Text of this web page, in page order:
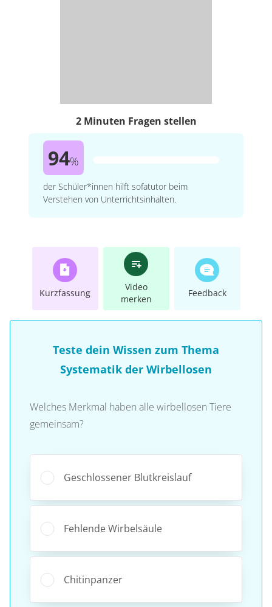
2 Minuten Fragen stellen
94%
der Schüler*innen hilft sofatutor beim
Verstehen von Unterrichtsinhalten.
Kurzfassung
Video
merken
Feedback
Teste dein Wissen zum Thema
Systematik der Wirbellosen
Welches Merkmal haben alle wirbellosen Tiere
gemeinsam?
Geschlossener Blutkreislauf
Fehlende Wirbelsäule
Chitinpanzer